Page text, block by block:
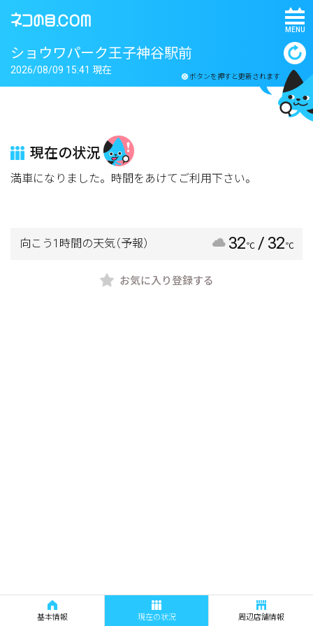
MENU
ショウワパーク王子神谷駅前
ボタンを押すと更新されます
2026/08/09 15:41 現在
現在の状況
満車になりました。時間をあけてご利用下さい。
向こう1時間の天気（予報） 32℃ / 32℃
お気に入り登録する
基本情報 現在の状況 周辺店舗情報